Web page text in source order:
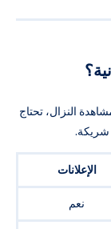
النزال، تحتاج
شريكة.
الإعلانات
نعم